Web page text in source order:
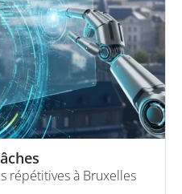
répétitives à Bruxelles